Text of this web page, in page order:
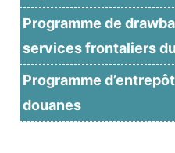
Programme de
services frontaliers
Programme
douanes